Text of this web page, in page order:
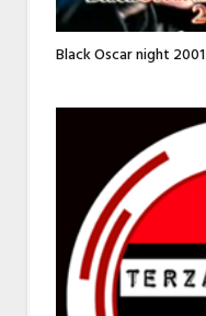
Black Oscar night 2001